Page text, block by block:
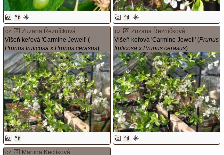
cz
Zuzana Řezníčková
Višeň keřová 'Carmine Jewell' (
Prunus fruticosa x Prunus cerasus)
cz
Zuzana Řezníčková
Višeň keřová 'Carmine Jewell' (Prunus
fruticosa x Prunus cerasus)
cz Martina Keclíková